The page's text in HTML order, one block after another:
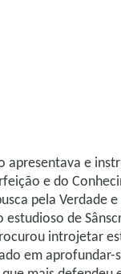
e
e do
pela Verdade
de
introjetar
em aprofundar-